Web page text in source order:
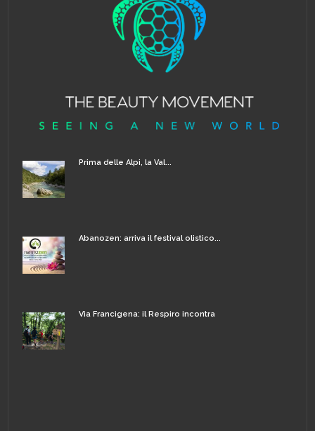
Prima delle Alpi, la Val...
Abanozen: arriva il festival olistico...
Via Francigena: il Respiro incontra